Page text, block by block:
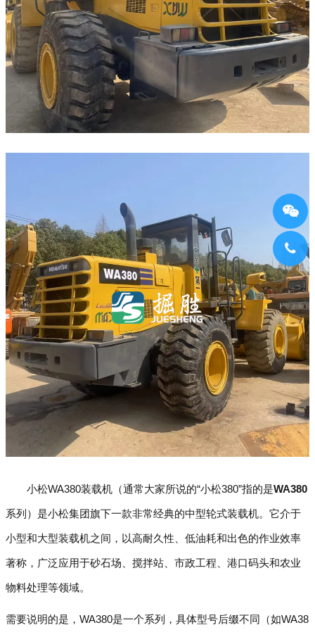
小松WA380装载机（通常大家所说的“小松380”指的是WA380
系列）是小松集团旗下一款非常经典的中型轮式装载机。它介于
小型和大型装载机之间，以高耐久性、低油耗和出色的作业效率
著称，广泛应用于砂石场、搅拌站、市政工程、港口码头和农业
物料处理等领域。
需要说明的是，WA380是一个系列，具体型号后缀不同（如WA38